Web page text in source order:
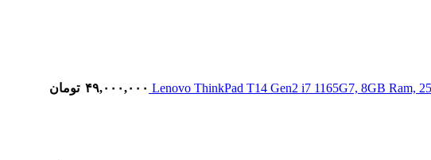
۴۹,۰۰۰,۰۰۰ تومان